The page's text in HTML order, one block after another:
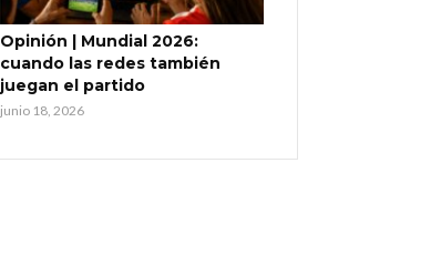
Opinión | Mundial 2026:
cuando las redes también
juegan el partido
junio 18, 2026